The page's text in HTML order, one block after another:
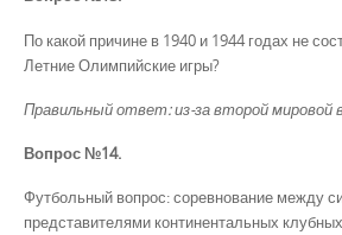
По какой причине в 1940 и 1944 годах не
Летние Олимпийские игры?
Правильный ответ: из-за второй мировой
Вопрос №14.
Футбольный вопрос: соревнование между
представителями континентальных